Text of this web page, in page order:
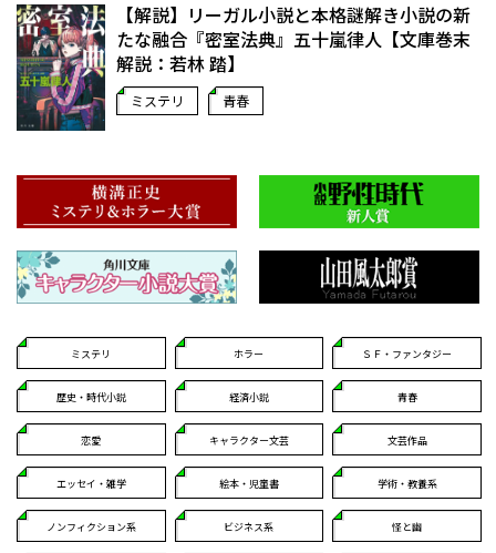
【解説】リーガル小説と本格謎解き小説の新
たな融合――『密室法典』五十嵐律人【文庫巻末
解説：若林 踏】
ミステリ 青春
ミステリ ホラー ＳＦ・ファンタジー
歴史・時代小説 経済小説 青春
恋愛 キャラクター文芸 文芸作品
エッセイ・雑学 絵本・児童書 学術・教養系
ノンフィクション系 ビジネス系 怪と幽